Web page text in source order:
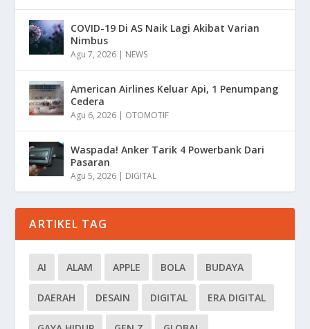
COVID-19 Di AS Naik Lagi Akibat Varian
Nimbus
Agu 7, 2026 | NEWS
American Airlines Keluar Api, 1 Penumpang
Cedera
Agu 6, 2026 | OTOMOTIF
Waspada! Anker Tarik 4 Powerbank Dari
Pasaran
Agu 5, 2026 | DIGITAL
ARTIKEL TAG
AI ALAM APPLE BOLA BUDAYA
DAERAH DESAIN DIGITAL ERA DIGITAL